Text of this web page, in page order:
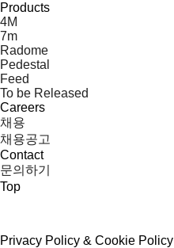
Products
4M
7m
Radome
Pedestal
Feed
To be Released
Careers
채용
채용공고
Contact
문의하기
Top
Privacy Policy & Cookie Policy